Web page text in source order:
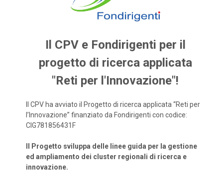
Il CPV e Fondirigenti per il
progetto di ricerca applicata
"Reti per l'Innovazione"!
Il CPV ha avviato il Progetto di ricerca applicata “Reti per
l’Innovazione” finanziato da Fondirigenti con codice:
CIG781856431F
Il Progetto sviluppa delle linee guida per la gestione
ed ampliamento dei cluster regionali di ricerca e
innovazione.